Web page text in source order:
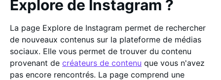
Explore de Instagram ?
La page Explore de Instagram permet de rechercher
de nouveaux contenus sur la plateforme de médias
sociaux. Elle vous permet de trouver du contenu
provenant de créateurs de contenu que vous n'avez
pas encore rencontrés. La page comprend une